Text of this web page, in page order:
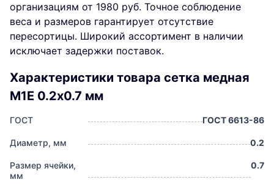
организациям от 1980 руб. Точное соблюдение
веса и размеров гарантирует отсутствие
пересортицы. Широкий ассортимент в наличии
исключает задержки поставок.
Характеристики товара сетка медная
М1Е 0.2х0.7 мм
ГОСТ ГОСТ 6613-86
Диаметр, мм 0.2
Размер ячейки,
мм
0.7